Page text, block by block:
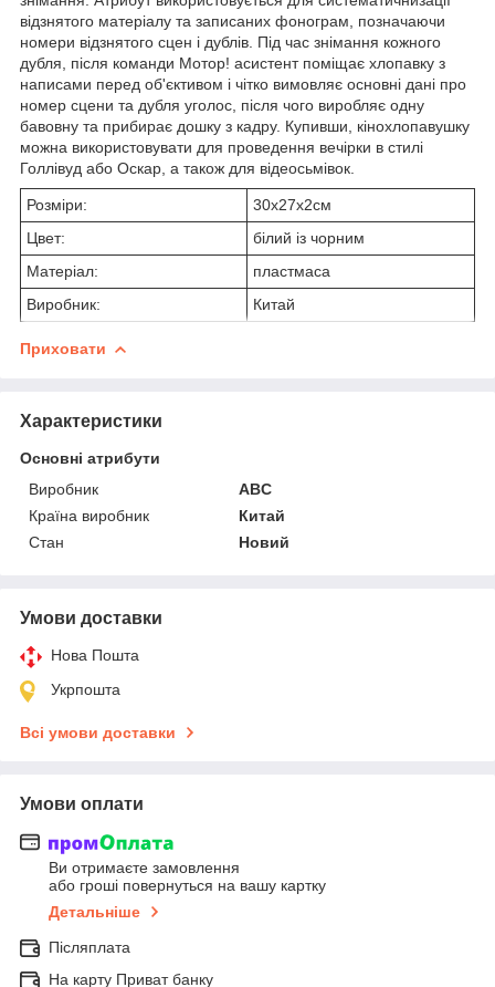
відзнятого матеріалу та записаних фонограм, позначаючи
номери відзнятого сцен і дублів. Під час знімання кожного
дубля, після команди Мотор! асистент поміщає хлопавку з
написами перед об'єктивом і чітко вимовляє основні дані про
номер сцени та дубля уголос, після чого виробляє одну
бавовну та прибирає дошку з кадру. Купивши, кінохлопавушку
можна використовувати для проведення вечірки в стилі
Голлівуд або Оскар, а також для відеосьмівок.
Розміри:
30х27х2см
Цвет:
білий із чорним
Матеріал:
пластмаса
Виробник:
Китай
Приховати
Характеристики
Основні атрибути
Виробник
ABC
Країна виробник
Китай
Стан
Новий
Умови доставки
Нова Пошта
Укрпошта
Всі умови доставки
Умови оплати
Ви отримаєте замовлення
або гроші повернуться на вашу картку
Детальніше
Післяплата
На карту Приват банку